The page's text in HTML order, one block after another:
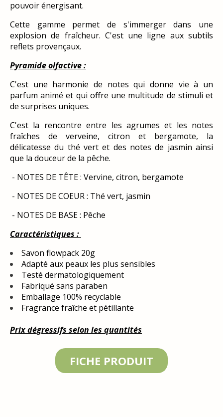
pouvoir énergisant.
Cette gamme permet de s'immerger dans une
explosion de fraîcheur. C'est une ligne aux subtils
reflets provençaux.
Pyramide olfactive :
C'est une harmonie de notes qui donne vie à un
parfum animé et qui offre une multitude de stimuli et
de surprises uniques.
C'est la rencontre entre les agrumes et les notes
fraîches de verveine, citron et bergamote, la
délicatesse du thé vert et des notes de jasmin ainsi
que la douceur de la pêche.
- NOTES DE TÊTE : Vervine, citron, bergamote
- NOTES DE COEUR : Thé vert, jasmin
- NOTES DE BASE : Pêche
Caractéristiques :
Savon flowpack 20g
Adapté aux peaux les plus sensibles
Testé dermatologiquement
Fabriqué sans paraben
Emballage 100% recyclable
Fragrance fraîche et pétillante
Prix dégressifs selon les quantités
FICHE PRODUIT